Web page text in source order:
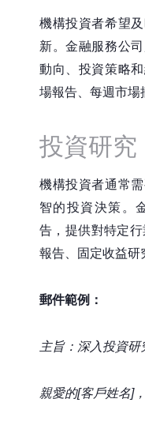
機構投資者希望
新。金融服務公
動向、投資策略
場報告、每週市場
投資研究
機構投資者通常
智的投資決策。
告，提供對特定
報告、固定收益研
郵件範例：
主旨：深入投資
親愛的[客戶姓名]，